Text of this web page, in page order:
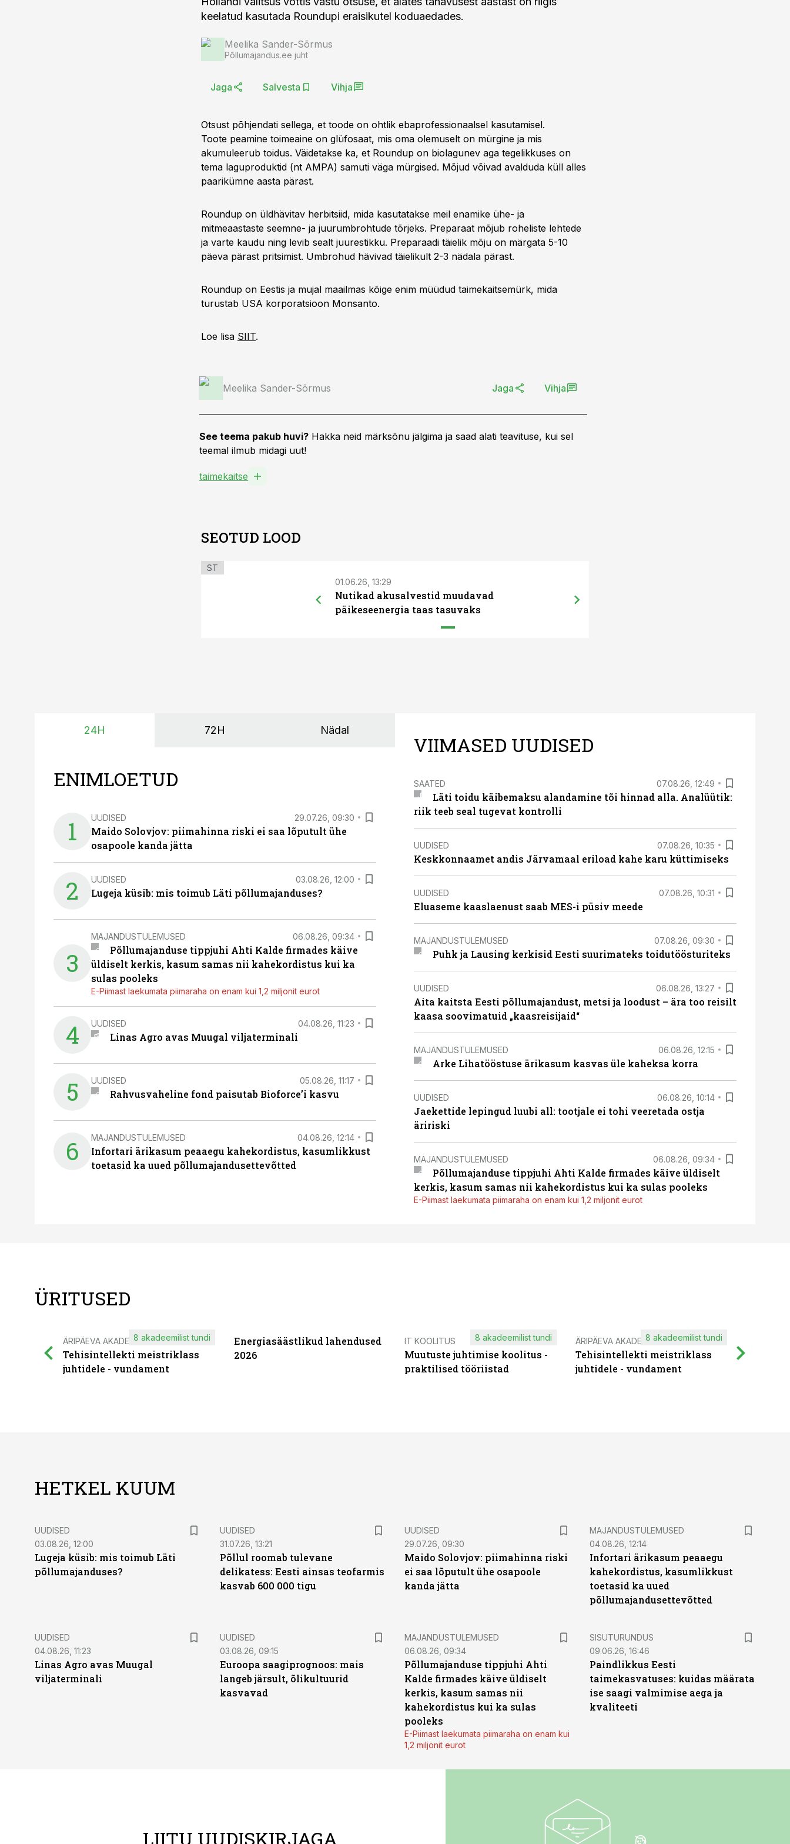
keelatud kasutada Roundupi eraisikutel koduaedades.
Meelika Sander-Sõrmus
Põllumajandus.ee juht
Jaga Salvesta Vihja
Otsust põhjendati sellega, et toode on ohtlik ebaprofessionaalsel kasutamisel.
Toote peamine toimeaine on glüfosaat, mis oma olemuselt on mürgine ja mis
akumuleerub toidus. Väidetakse ka, et Roundup on biolagunev aga tegelikkuses on
tema laguproduktid (nt AMPA) samuti väga mürgised. Mõjud võivad avalduda küll alles
paarikümne aasta pärast.
Roundup on üldhävitav herbitsiid, mida kasutatakse meil enamike ühe- ja
mitmeaastaste seemne- ja juurumbrohtude tõrjeks. Preparaat mõjub roheliste lehtede
ja varte kaudu ning levib sealt juurestikku. Preparaadi täielik mõju on märgata 5-10
päeva pärast pritsimist. Umbrohud hävivad täielikult 2-3 nädala pärast.
Roundup on Eestis ja mujal maailmas kõige enim müüdud taimekaitsemürk, mida
turustab USA korporatsioon Monsanto.
Loe lisa SIIT.
Meelika Sander-Sõrmus Jaga Vihja
See teema pakub huvi? Hakka neid märksõnu jälgima ja saad alati teavituse, kui sel
teemal ilmub midagi uut!
taimekaitse
SEOTUD LOOD
ST
01.06.26, 13:29
Nutikad akusalvestid muudavad
päikeseenergia taas tasuvaks
24H 72H Nädal
ENIMLOETUD
1 UUDISED 29.07.26, 09:30
Maido Solovjov: piimahinna riski ei saa lõputult ühe
osapoole kanda jätta
2 UUDISED 03.08.26, 12:00
Lugeja küsib: mis toimub Läti põllumajanduses?
3
MAJANDUSTULEMUSED 06.08.26, 09:34
Põllumajanduse tippjuhi Ahti Kalde firmades käive
üldiselt kerkis, kasum samas nii kahekordistus kui ka
sulas pooleks
E-Piimast laekumata piimaraha on enam kui 1,2 miljonit eurot
4 UUDISED 04.08.26, 11:23
Linas Agro avas Muugal viljaterminali
5 UUDISED 05.08.26, 11:17
Rahvusvaheline fond paisutab Bioforce’i kasvu
6 MAJANDUSTULEMUSED 04.08.26, 12:14
Infortari ärikasum peaaegu kahekordistus, kasumlikkust
toetasid ka uued põllumajandusettevõtted
VIIMASED UUDISED
SAATED 07.08.26, 12:49
Läti toidu käibemaksu alandamine tõi hinnad alla. Analüütik:
riik teeb seal tugevat kontrolli
UUDISED 07.08.26, 10:35
Keskkonnaamet andis Järvamaal eriload kahe karu küttimiseks
UUDISED 07.08.26, 10:31
Eluaseme kaaslaenust saab MES-i püsiv meede
MAJANDUSTULEMUSED 07.08.26, 09:30
Puhk ja Lausing kerkisid Eesti suurimateks toidutöösturiteks
UUDISED 06.08.26, 13:27
Aita kaitsta Eesti põllumajandust, metsi ja loodust – ära too reisilt
kaasa soovimatuid „kaasreisijaid“
MAJANDUSTULEMUSED 06.08.26, 12:15
Arke Lihatööstuse ärikasum kasvas üle kaheksa korra
UUDISED 06.08.26, 10:14
Jaekettide lepingud luubi all: tootjale ei tohi veeretada ostja
äririski
MAJANDUSTULEMUSED 06.08.26, 09:34
Põllumajanduse tippjuhi Ahti Kalde firmades käive üldiselt
kerkis, kasum samas nii kahekordistus kui ka sulas pooleks
E-Piimast laekumata piimaraha on enam kui 1,2 miljonit eurot
ÜRITUSED
ÄRIPÄEVA AKADEEMIA
Tehisintellekti meistriklass
juhtidele - vundament
8 akadeemilist tundi
Energiasäästlikud lahendused
2026
IT KOOLITUS
Muutuste juhtimise koolitus -
praktilised tööriistad
8 akadeemilist tundi ÄRIPÄEVA AKADEEMIA
Tehisintellekti meistriklass
juhtidele - vundament
8 akadeemilist tundi
HETKEL KUUM
UUDISED
03.08.26, 12:00
Lugeja küsib: mis toimub Läti
põllumajanduses?
UUDISED
31.07.26, 13:21
Põllul roomab tulevane
delikatess: Eesti ainsas teofarmis
kasvab 600 000 tigu
UUDISED
29.07.26, 09:30
Maido Solovjov: piimahinna riski
ei saa lõputult ühe osapoole
kanda jätta
MAJANDUSTULEMUSED
04.08.26, 12:14
Infortari ärikasum peaaegu
kahekordistus, kasumlikkust
toetasid ka uued
põllumajandusettevõtted
UUDISED
04.08.26, 11:23
Linas Agro avas Muugal
viljaterminali
UUDISED
03.08.26, 09:15
Euroopa saagiprognoos: mais
langeb järsult, õlikultuurid
kasvavad
MAJANDUSTULEMUSED
06.08.26, 09:34
Põllumajanduse tippjuhi Ahti
Kalde firmades käive üldiselt
kerkis, kasum samas nii
kahekordistus kui ka sulas
pooleks
E-Piimast laekumata piimaraha on enam kui
1,2 miljonit eurot
ST
SISUTURUNDUS
09.06.26, 16:46
Paindlikkus Eesti
taimekasvatuses: kuidas määrata
ise saagi valmimise aega ja
kvaliteeti
LIITU UUDISKIRJAGA